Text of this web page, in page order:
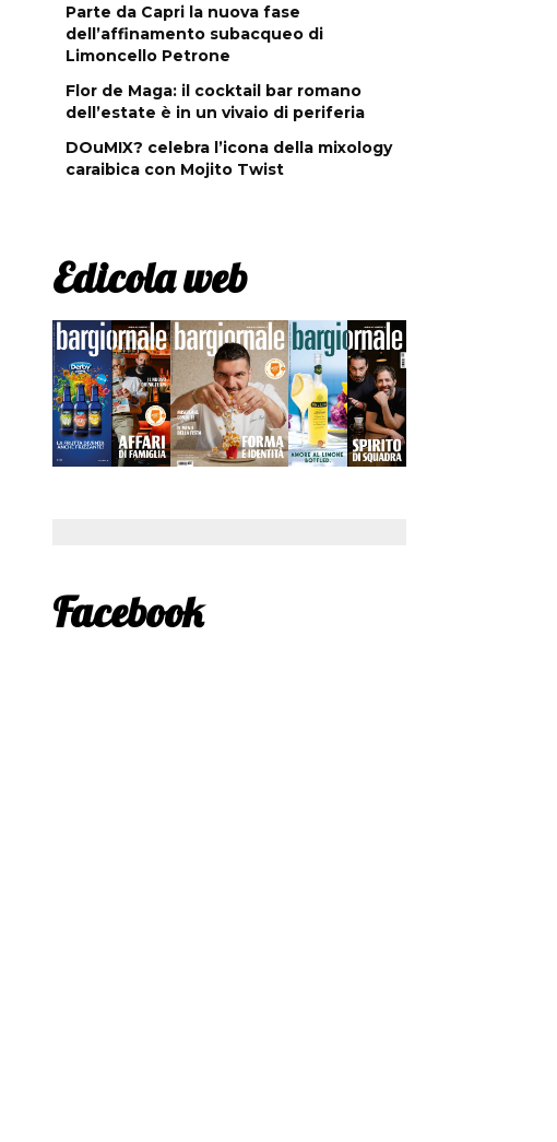
Parte da Capri la nuova fase
dell’affinamento subacqueo di
Limoncello Petrone
Flor de Maga: il cocktail bar romano
dell’estate è in un vivaio di periferia
DOuMIX? celebra l’icona della mixology
caraibica con Mojito Twist
Edicola web
Facebook